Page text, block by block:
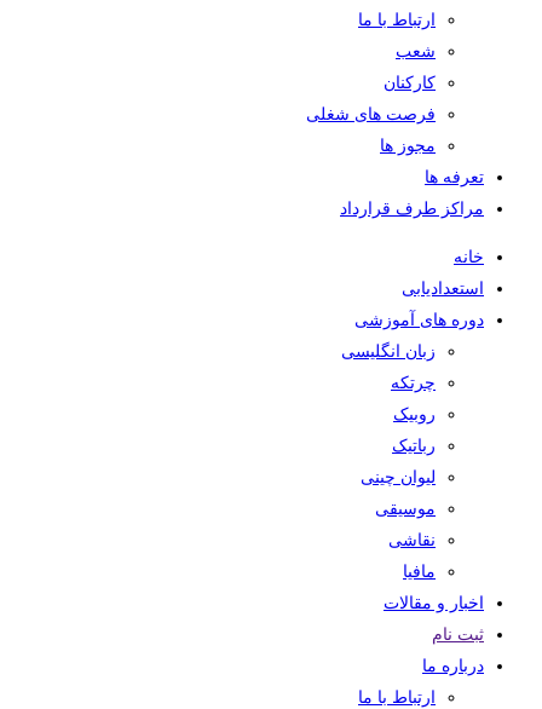
ارتباط با ما
شعب
کارکنان
فرصت های شغلی
مجوز ها
تعرفه ها
مراکز طرف قرارداد
خانه
استعدادیابی
دوره های آموزشی
زبان انگلیسی
چرتکه
روبیک
رباتیک
لیوان چینی
موسیقی
نقاشی
مافیا
اخبار و مقالات
ثبت نام
درباره ما
ارتباط با ما